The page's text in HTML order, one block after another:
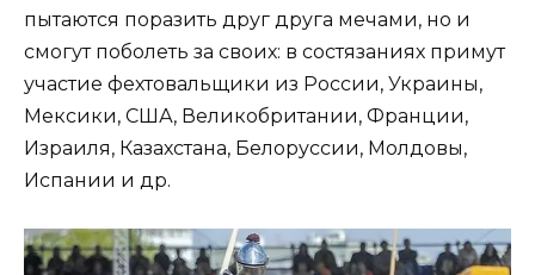
пытаются поразить друг друга мечами, но и
смогут поболеть за своих: в состязаниях примут
участие фехтовальщики из России, Украины,
Мексики, США, Великобритании, Франции,
Израиля, Казахстана, Белоруссии, Молдовы,
Испании и др.